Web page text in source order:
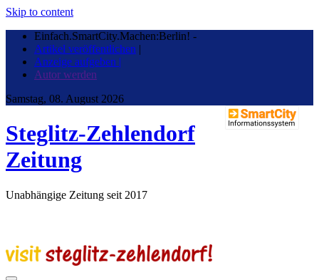
Skip to content
Einfach.SmartCity.Machen:Berlin! -
Artikel veröffentlichen |
Anzeige aufgeben |
Autor werden
Samstag, 08. August 2026
Steglitz-Zehlendorf
Zeitung
Unabhängige Zeitung seit 2017